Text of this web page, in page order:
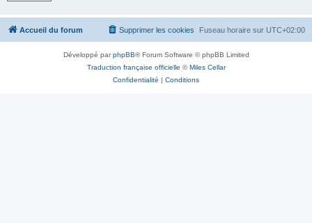
Accueil du forum Fuseau horaire sur UTC+02:00
Supprimer les cookies
Développé parphpBB® Forum Software © phpBB Limited
Traduction française officielle ©Miles Cellar
Confidentialité | Conditions